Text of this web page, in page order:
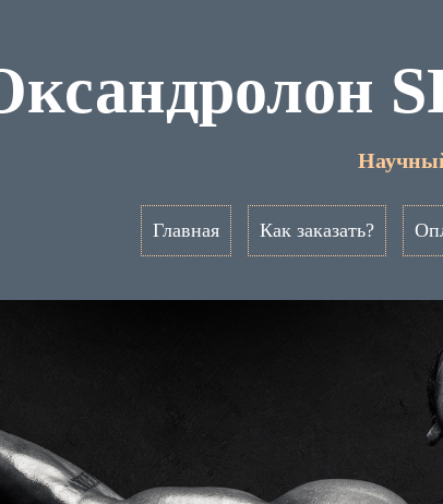
Главная Как заказать?